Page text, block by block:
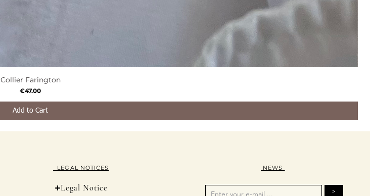
Quick View
Collier Farington
Price
€47.00
Add to Cart
LEGAL NOTICES
+Legal Notice
NEWS
>